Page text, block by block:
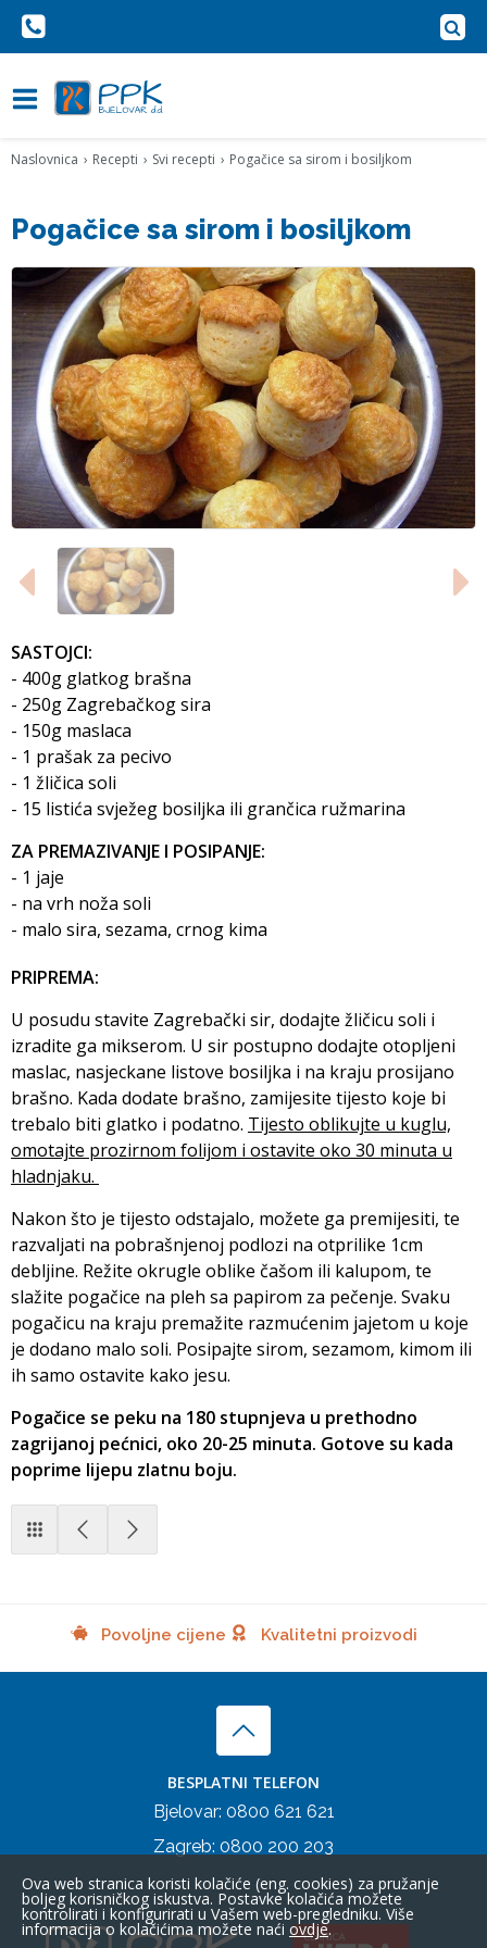
Naslovnica Recepti Svi recepti Pogačice sa sirom i bosiljkom
Pogačice sa sirom i bosiljkom
SASTOJCI:
- 400g glatkog brašna
- 250g Zagrebačkog sira
- 150g maslaca
- 1 prašak za pecivo
- 1 žličica soli
- 15 listića svježeg bosiljka ili grančica ružmarina
ZA PREMAZIVANJE I POSIPANJE:
- 1 jaje
- na vrh noža soli
- malo sira, sezama, crnog kima
PRIPREMA:
U posudu stavite Zagrebački sir, dodajte žličicu soli i
izradite ga mikserom. U sir postupno dodajte otopljeni
maslac, nasjeckane listove bosiljka i na kraju prosijano
brašno. Kada dodate brašno, zamijesite tijesto koje bi
trebalo biti glatko i podatno. Tijesto oblikujte u kuglu,
omotajte prozirnom folijom i ostavite oko 30 minuta u
hladnjaku.
Nakon što je tijesto odstajalo, možete ga premijesiti, te
razvaljati na pobrašnjenoj podlozi na otprilike 1cm
debljine. Režite okrugle oblike čašom ili kalupom, te
slažite pogačice na pleh sa papirom za pečenje. Svaku
pogačicu na kraju premažite razmućenim jajetom u koje
je dodano malo soli. Posipajte sirom, sezamom, kimom ili
ih samo ostavite kako jesu.
Pogačice se peku na 180 stupnjeva u prethodno
zagrijanoj pećnici, oko 20-25 minuta. Gotove su kada
poprime lijepu zlatnu boju.
Povoljne cijene Kvalitetni proizvodi
BESPLATNI TELEFON
Bjelovar: 0800 621 621
Zagreb: 0800 200 203
Ova web stranica koristi kolačiće (eng. cookies) za pružanje
boljeg korisničkog iskustva. Postavke kolačića možete
kontrolirati i konfigurirati u Vašem web-pregledniku. Više
informacija o kolačićima možete naći ovdje.